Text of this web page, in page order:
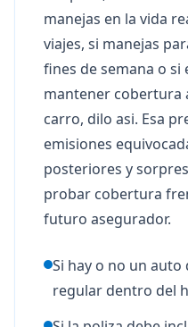
manejas en la vida
viajes, si manejas
fines de semana o
mantener cobertura
carro, dilo asi. Esa
emisiones
posteriores y
probar cobertura
futuro asegurador.
Si hay o no un
regular dentro del